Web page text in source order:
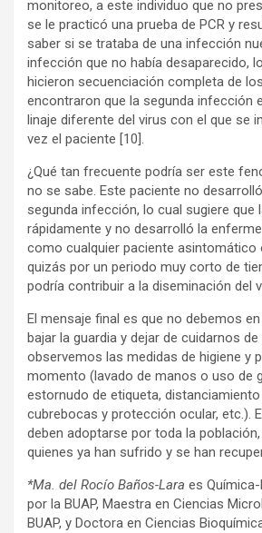
monitoreo, a este individuo que no
se le practicó una prueba de PCR y
saber si se trataba de una infección
infección que no había desaparecido,
hicieron secuenciación completa de
encontraron que la segunda infección
linaje diferente del virus con el que se
vez el paciente [10].
¿Qué tan frecuente podría ser este
no se sabe. Este paciente no
segunda infección, lo cual sugiere que
rápidamente y no desarrolló la
como cualquier paciente
quizás por un periodo muy corto de
podría contribuir a la diseminación del
El mensaje final es que no debemos
bajar la guardia y dejar de cuidarnos
observemos las medidas de higiene y
momento (lavado de manos o uso de
estornudo de etiqueta,
cubrebocas y protección ocular, etc.).
deben adoptarse por toda la
quienes ya han sufrido y se han
*Ma. del Rocío Baños-Lara es
por la BUAP, Maestra en Ciencias
BUAP, y Doctora en Ciencias